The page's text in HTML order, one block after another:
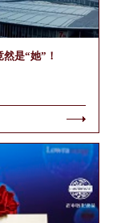
是“她”！